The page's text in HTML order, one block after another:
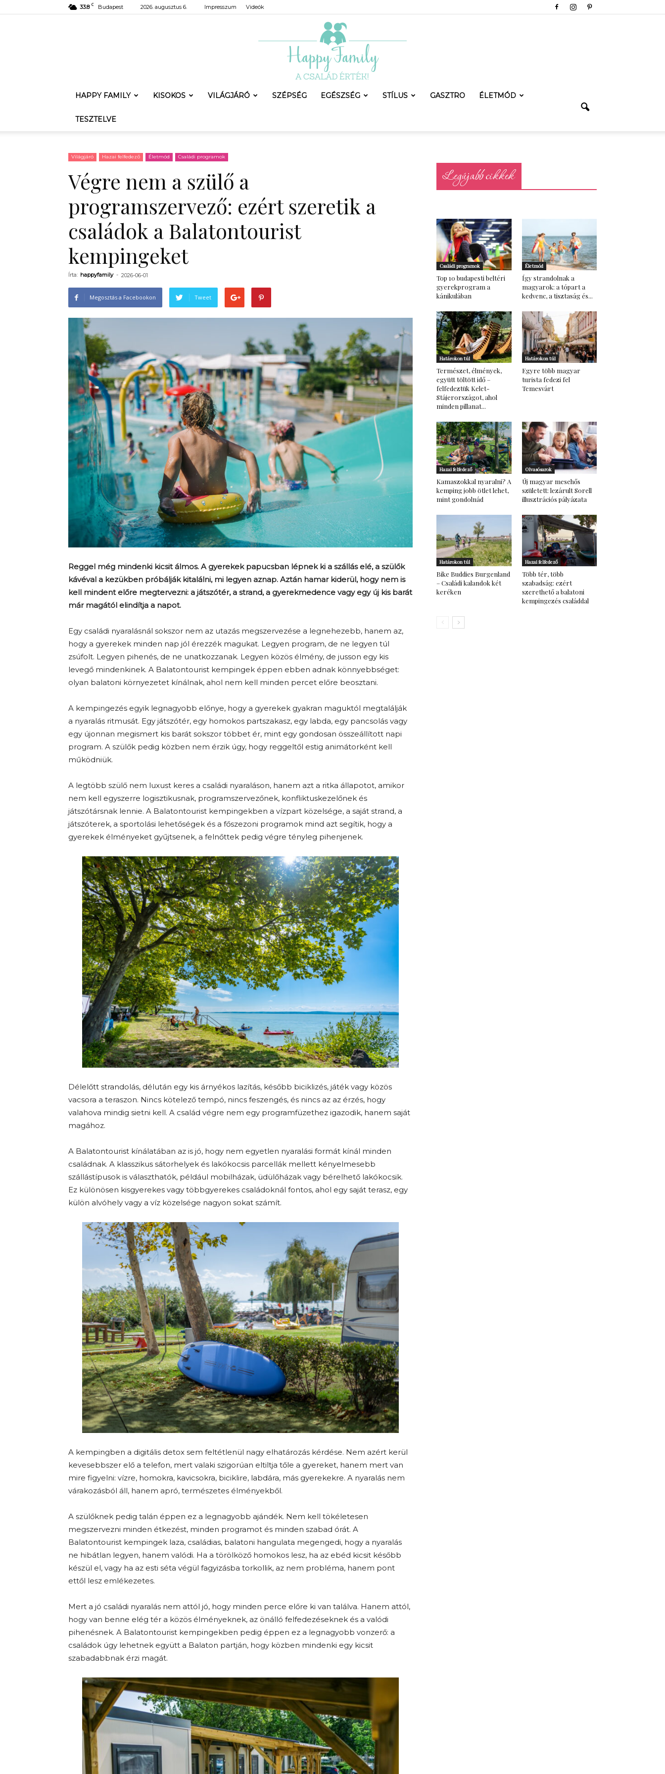
33.8 C Budapest 2026. augusztus 6. Impresszum Videók
ami
család
HAPPY FAMILY KISOKOS VILÁGJÁRÓ SZÉPSÉG EGÉSZSÉG STÍLUS GASZTRO ÉLETMÓD
TESZTELVE
Világjáró Hazai felfedező Életmód Családi programok
Végre nem a szülő a
programszervező: ezért szeretik a
családok a Balatontourist
kempingeket
Írta: happyfamily - 2026-06-01
Megosztás a Facebookon Tweet
Reggel még mindenki kicsit álmos. A gyerekek papucsban lépnek ki a szállás elé, a szülők
kávéval a kezükben próbálják kitalálni, mi legyen aznap. Aztán hamar kiderül, hogy nem is
kell mindent előre megtervezni: a játszótér, a strand, a gyerekmedence vagy egy új kis barát
már magától elindítja a napot.
Egy családi nyaralásnál sokszor nem az utazás megszervezése a legnehezebb, hanem az,
hogy a gyerekek minden nap jól érezzék magukat. Legyen program, de ne legyen túl
zsúfolt. Legyen pihenés, de ne unatkozzanak. Legyen közös élmény, de jusson egy kis
levegő mindenkinek. A Balatontourist kempingek éppen ebben adnak könnyebbséget:
olyan balatoni környezetet kínálnak, ahol nem kell minden percet előre beosztani.
A kempingezés egyik legnagyobb előnye, hogy a gyerekek gyakran maguktól megtalálják
a nyaralás ritmusát. Egy játszótér, egy homokos partszakasz, egy labda, egy pancsolás vagy
egy újonnan megismert kis barát sokszor többet ér, mint egy gondosan összeállított napi
program. A szülők pedig közben nem érzik úgy, hogy reggeltől estig animátorként kell
működniük.
A legtöbb szülő nem luxust keres a családi nyaraláson, hanem azt a ritka állapotot, amikor
nem kell egyszerre logisztikusnak, programszervezőnek, konfliktuskezelőnek és
játszótársnak lennie. A Balatontourist kempingekben a vízpart közelsége, a saját strand, a
játszóterek, a sportolási lehetőségek és a főszezoni programok mind azt segítik, hogy a
gyerekek élményeket gyűjtsenek, a felnőttek pedig végre tényleg pihenjenek.
Délelőtt strandolás, délután egy kis árnyékos lazítás, később biciklizés, játék vagy közös
vacsora a teraszon. Nincs kötelező tempó, nincs feszengés, és nincs az az érzés, hogy
valahova mindig sietni kell. A család végre nem egy programfüzethez igazodik, hanem saját
magához.
A Balatontourist kínálatában az is jó, hogy nem egyetlen nyaralási formát kínál minden
családnak. A klasszikus sátorhelyek és lakókocsis parcellák mellett kényelmesebb
szállástípusok is választhatók, például mobilházak, üdülőházak vagy bérelhető lakókocsik.
Ez különösen kisgyerekes vagy többgyerekes családoknál fontos, ahol egy saját terasz, egy
külön alvóhely vagy a víz közelsége nagyon sokat számít.
A kempingben a digitális detox sem feltétlenül nagy elhatározás kérdése. Nem azért kerül
kevesebbszer elő a telefon, mert valaki szigorúan eltiltja tőle a gyereket, hanem mert van
mire figyelni: vízre, homokra, kavicsokra, biciklire, labdára, más gyerekekre. A nyaralás nem
várakozásból áll, hanem apró, természetes élményekből.
A szülőknek pedig talán éppen ez a legnagyobb ajándék. Nem kell tökéletesen
megszervezni minden étkezést, minden programot és minden szabad órát. A
Balatontourist kempingek laza, családias, balatoni hangulata megengedi, hogy a nyaralás
ne hibátlan legyen, hanem valódi. Ha a törölköző homokos lesz, ha az ebéd kicsit később
készül el, vagy ha az esti séta végül fagyizásba torkollik, az nem probléma, hanem pont
ettől lesz emlékezetes.
Mert a jó családi nyaralás nem attól jó, hogy minden perce előre ki van találva. Hanem attól,
hogy van benne elég tér a közös élményeknek, az önálló felfedezéseknek és a valódi
pihenésnek. A Balatontourist kempingekben pedig éppen ez a legnagyobb vonzerő: a
családok úgy lehetnek együtt a Balaton partján, hogy közben mindenki egy kicsit
szabadabbnak érzi magát.
Legújabb cikkek
Családi programok
Top 10 budapesti beltéri
gyerekprogram a
kánikulában
Életmód
Így strandolnak a
magyarok: a tópart a
kedvenc, a tisztaság és...
Határokon túl
Természet, élmények,
együtt töltött idő –
felfedeztük Kelet-
Stájerországot, ahol
minden pillanat...
Határokon túl
Egyre több magyar
turista fedezi fel
Temesvárt
Hazai felfedező
Kamaszokkal nyaralni? A
kemping jobb ötlet lehet,
mint gondolnád
Olvasósarok
Új magyar mesehős
született: lezárult Sorell
illusztrációs pályázata
Határokon túl
Bike Buddies Burgenland
– Családi kalandok két
keréken
Hazai felfedező
Több tér, több
szabadság: ezért
szerethető a balatoni
kempingezés családdal